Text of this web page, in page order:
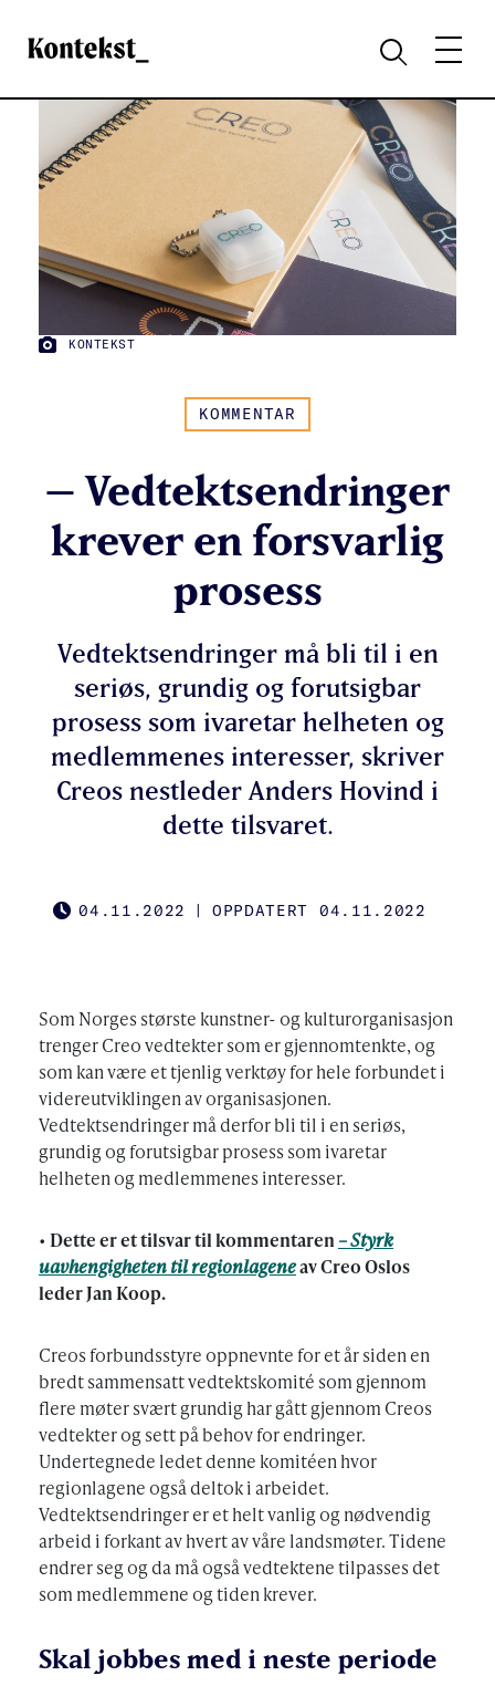
Kontekst
SØKMENY
FOTO:
KONTEKST
KOMMENTAR
– Vedtektsendringer
krever en forsvarlig
prosess
Vedtektsendringer må bli til i en
seriøs, grundig og forutsigbar
prosess som ivaretar helheten og
medlemmenes interesser, skriver
Creos nestleder Anders Hovind i
dette tilsvaret.
PUBLISHED
04.11.2022 | OPPDATERT 04.11.2022
Som Norges største kunstner- og kulturorganisasjon
trenger Creo vedtekter som er gjennomtenkte, og
som kan være et tjenlig verktøy for hele forbundet i
videreutviklingen av organisasjonen.
Vedtektsendringer må derfor bli til i en seriøs,
grundig og forutsigbar prosess som ivaretar
helheten og medlemmenes interesser.
• Dette er et tilsvar til kommentaren– Styrk
uavhengigheten til regionlageneav Creo Oslos
leder Jan Koop.
Creos forbundsstyre oppnevnte for et år siden en
bredt sammensatt vedtektskomité som gjennom
flere møter svært grundig har gått gjennom Creos
vedtekter og sett på behov for endringer.
Undertegnede ledet denne komitéen hvor
regionlagene også deltok i arbeidet.
Vedtektsendringer er et helt vanlig og nødvendig
arbeid i forkant av hvert av våre landsmøter. Tidene
endrer seg og da må også vedtektene tilpasses det
som medlemmene og tiden krever.
Skal jobbes med i neste periode